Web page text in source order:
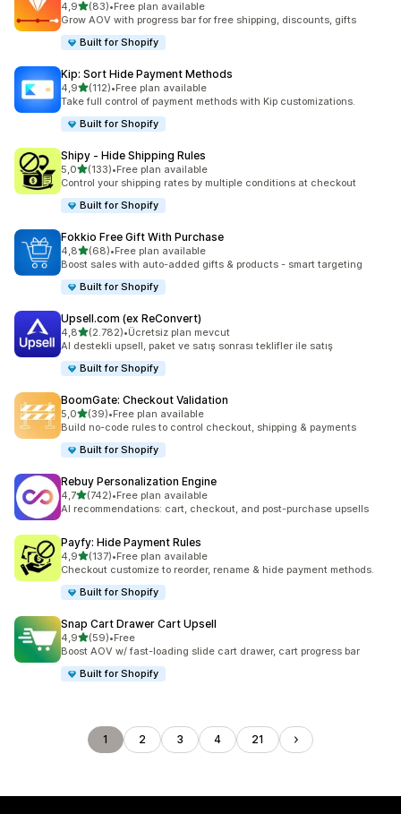
4,95 yıldız üzerinden
(83)
toplam 83 değerlendirme
•Free plan available
Grow AOV with progress bar for free shipping, discounts, gifts
Built for Shopify
Kip: Sort Hide Payment Methods
4,95 yıldız üzerinden
(112)
toplam 112 değerlendirme
•Free plan available
Take full control of payment methods with Kip customizations.
Built for Shopify
Shipy ‑ Hide Shipping Rules
5,05 yıldız üzerinden
(133)
toplam 133 değerlendirme
•Free plan available
Control your shipping rates by multiple conditions at checkout
Built for Shopify
Fokkio Free Gift With Purchase
4,85 yıldız üzerinden
(68)
toplam 68 değerlendirme
•Free plan available
Boost sales with auto-added gifts & products - smart targeting
Built for Shopify
Upsell.com (ex ReConvert)
4,85 yıldız üzerinden
(2.782)
toplam 2782 değerlendirme
•Ücretsiz plan mevcut
AI destekli upsell, paket ve satış sonrası teklifler ile satış
Built for Shopify
BoomGate: Checkout Validation
5,05 yıldız üzerinden
(39)
toplam 39 değerlendirme
•Free plan available
Build no-code rules to control checkout, shipping & payments
Built for Shopify
Rebuy Personalization Engine
4,75 yıldız üzerinden
(742)
toplam 742 değerlendirme
•Free plan available
AI recommendations: cart, checkout, and post-purchase upsells
Payfy: Hide Payment Rules
4,95 yıldız üzerinden
(137)
toplam 137 değerlendirme
•Free plan available
Checkout customize to reorder, rename & hide payment methods.
Built for Shopify
Snap Cart Drawer Cart Upsell
4,95 yıldız üzerinden
(59)
toplam 59 değerlendirme
•Free
Boost AOV w/ fast-loading slide cart drawer, cart progress bar
Built for Shopify
1 2 3 4 21